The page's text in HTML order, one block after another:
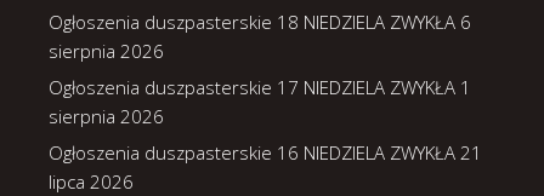
Ogłoszenia duszpasterskie 18 NIEDZIELA ZWYKŁA 6
sierpnia 2026
Ogłoszenia duszpasterskie 17 NIEDZIELA ZWYKŁA 1
sierpnia 2026
Ogłoszenia duszpasterskie 16 NIEDZIELA ZWYKŁA 21
lipca 2026